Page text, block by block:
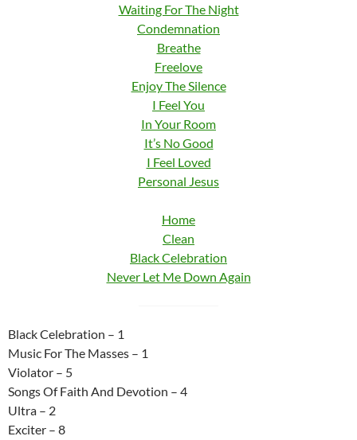
Waiting For The Night
Condemnation
Breathe
Freelove
Enjoy The Silence
I Feel You
In Your Room
It’s No Good
I Feel Loved
Personal Jesus
Home
Clean
Black Celebration
Never Let Me Down Again
Black Celebration – 1
Music For The Masses – 1
Violator – 5
Songs Of Faith And Devotion – 4
Ultra – 2
Exciter – 8